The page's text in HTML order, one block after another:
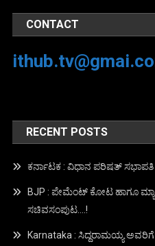
CONTACT
RECENT POSTS
ಕರ್ನಾಟಕ : ವಿಧಾನ ಪರಿಷತ್ ಸಭಾಪತಿ
BJP : ಪೇಮೆಂಟ್ ಕೋಟ ಹಾಗೂ
ಸಚಿವಸಂಪುಟ….!
Karnataka : ಸಿದ್ದರಾಮಯ್ಯ